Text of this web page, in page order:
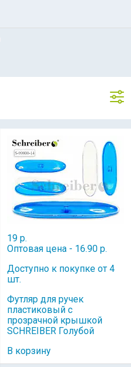
19 р.
Оптовая цена - 16.90 р.
Доступно к покупке от 4
шт.
Футляр для ручек
пластиковый с
прозрачной крышкой
SCHREIBER Голубой
В корзину